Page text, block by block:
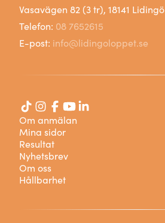
Vasavägen 82 (3 tr), 18141 Lidingö
Telefon: 08 7652615
E-post: info@lidingoloppet.se
Om anmälan
Mina sidor
Resultat
Nyhetsbrev
Om oss
Hållbarhet